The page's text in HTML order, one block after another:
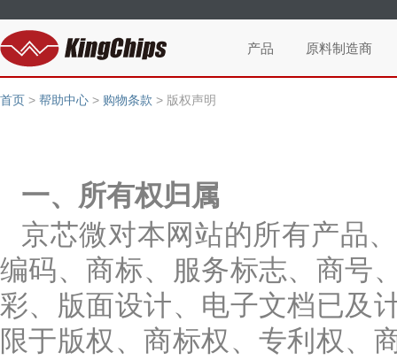
产品 原料制造商
首页 > 帮助中心 > 购物条款 > 版权声明
一、所有权归属
京芯微对本网站的所有产品
编码、商标、服务标志、商号
彩、版面设计、电子文档已及
限于版权、商标权、专利权、